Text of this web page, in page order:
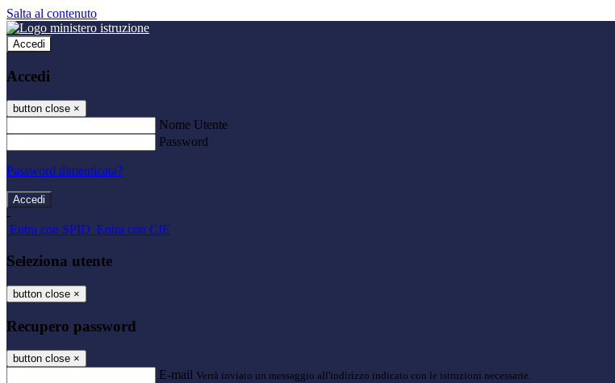
Salta al contenuto
Accedi
Accedi
button close ×
Nome Utente
Password
Password dimenticata?
-
Entra con SPID Entra con CIE
Seleziona utente
button close ×
Recupero password
button close ×
E-mail Verrà inviato un messaggio all'indirizzo indicato con le istruzioni necessarie.